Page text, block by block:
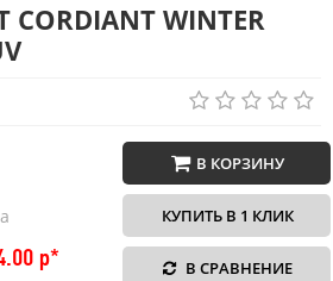
WINTER
р*
В КОРЗИНУ
КУПИТЬ В 1 КЛИК
В СРАВНЕНИЕ